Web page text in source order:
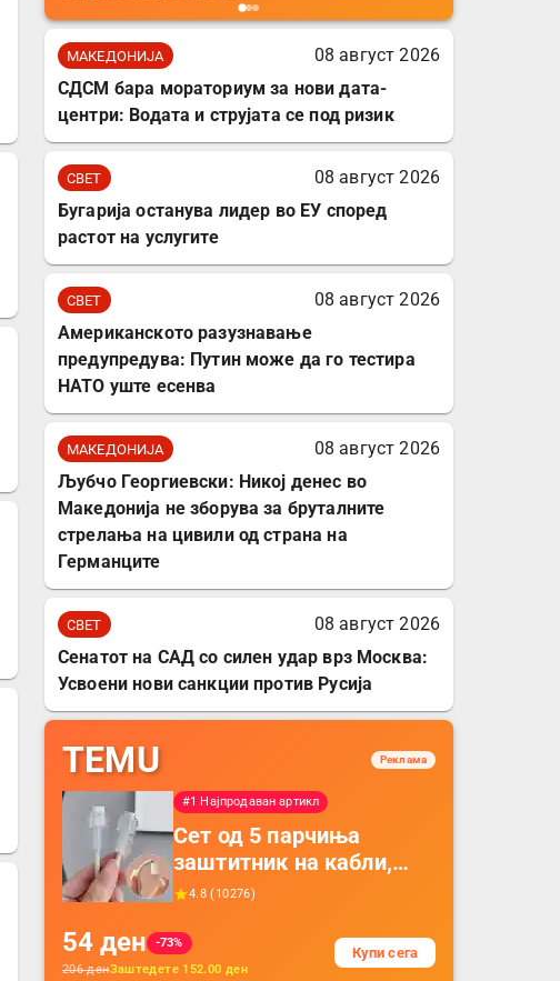
мобилни телефони,
комплет за заштита на
МАКЕДОНИЈА
08 август 2026
СДСМ бара мораториум за нови дата-
центри: Водата и струјата се под ризик
СВЕТ
08 август 2026
Бугарија останува лидер во ЕУ според
растот на услугите
СВЕТ
08 август 2026
Американското разузнавање
предупредува: Путин може да го тестира
НАТО уште есенва
МАКЕДОНИЈА
08 август 2026
Љубчо Георгиевски: Никој денес во
Македонија не зборува за бруталните
стрелања на цивили од страна на
Германците
СВЕТ
08 август 2026
Сенатот на САД со силен удар врз Москва:
Усвоени нови санкции против Русија
TEMU Реклама
#1 Најпродаван артикл
Сет од 5 парчиња
заштитник на кабли,
прекривка за заштита
додатоци за заштита на
кабли, без батерија, за
4.8 (10276)
54 ден
-73%
206денЗаштедете 152.00 ден
Купи сега